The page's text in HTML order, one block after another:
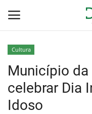
Home
Cultura
Município
celebrar Dia
Idoso